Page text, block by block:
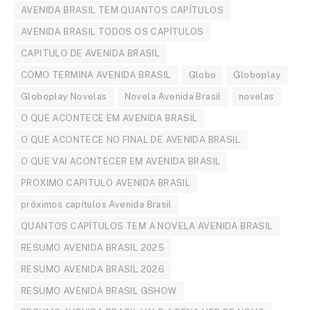
AVENIDA BRASIL TEM QUANTOS CAPÍTULOS
AVENIDA BRASIL TODOS OS CAPÍTULOS
CAPITULO DE AVENIDA BRASIL
COMO TERMINA AVENIDA BRASIL Globo Globoplay
Globoplay Novelas Novela Avenida Brasil novelas
O QUE ACONTECE EM AVENIDA BRASIL
O QUE ACONTECE NO FINAL DE AVENIDA BRASIL
O QUE VAI ACONTECER EM AVENIDA BRASIL
PROXIMO CAPITULO AVENIDA BRASIL
próximos capítulos Avenida Brasil
QUANTOS CAPÍTULOS TEM A NOVELA AVENIDA BRASIL
RESUMO AVENIDA BRASIL 2025
RESUMO AVENIDA BRASIL 2026
RESUMO AVENIDA BRASIL GSHOW